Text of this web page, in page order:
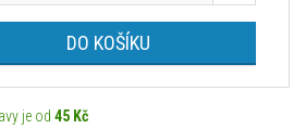
DO KOŠÍKU
je od 45 Kč